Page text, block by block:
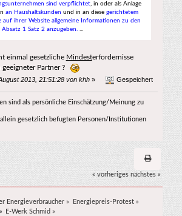
sind verpflichtet, in oder als Anlage
an Haushaltskunden und in an diese gerichtetem
auf ihrer Website allgemeine Informationen zu den
1 Satz 2 anzugeben.
einmal gesetzliche Mindesterfordernisse
Partner ?
2013, 21:51:28 von khh » Gespeichert
sind als persönliche Einschätzung/Meinung zu
gesetzlich befugten Personen/Institutionen
« vorheriges nächstes »
Energieverbraucher » Energiepreis-Protest»
E-Werk Schmid »